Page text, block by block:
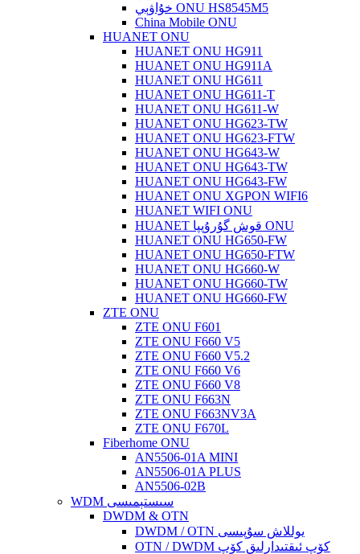
خۇاۋېي ONU HS8545M5
China Mobile ONU
HUANET ONU
HUANET ONU HG911
HUANET ONU HG911A
HUANET ONU HG611
HUANET ONU HG611-T
HUANET ONU HG611-W
HUANET ONU HG623-TW
HUANET ONU HG623-FTW
HUANET ONU HG643-W
HUANET ONU HG643-TW
HUANET ONU HG643-FW
HUANET ONU XGPON WIFI6
HUANET WIFI ONU
HUANET قوش گۇرۇپپا ONU
HUANET ONU HG650-FW
HUANET ONU HG650-FTW
HUANET ONU HG660-W
HUANET ONU HG660-TW
HUANET ONU HG660-FW
ZTE ONU
ZTE ONU F601
ZTE ONU F660 V5
ZTE ONU F660 V5.2
ZTE ONU F660 V6
ZTE ONU F660 V8
ZTE ONU F663N
ZTE ONU F663NV3A
ZTE ONU F670L
Fiberhome ONU
AN5506-01A MINI
AN5506-01A PLUS
AN5506-02B
WDM سىستېمىسى
DWDM & OTN
DWDM / OTN يوللاش سۇپىسى
OTN / DWDM كۆپ ئىقتىدارلىق كۆپ